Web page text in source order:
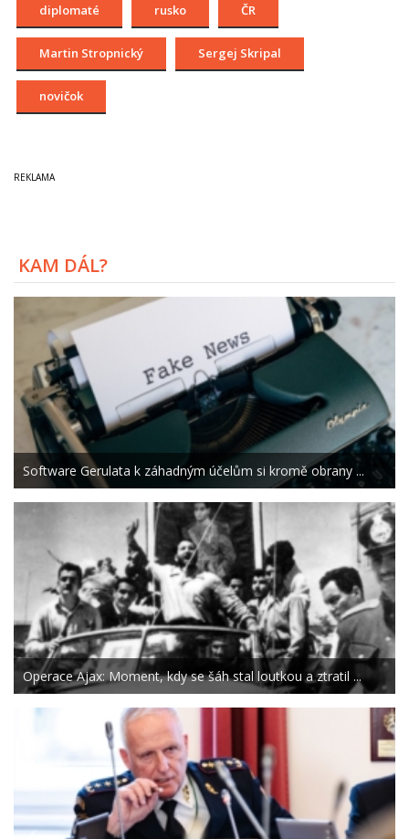
diplomaté rusko ČR
Martin Stropnický Sergej Skripal
novičok
KAM DÁL?
Software Gerulata k záhadným účelům si kromě obrany ...
Operace Ajax: Moment, kdy se šáh stal loutkou a ztratil ...